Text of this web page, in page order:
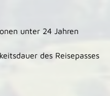
unter 24 Jahren
des Reisepasses